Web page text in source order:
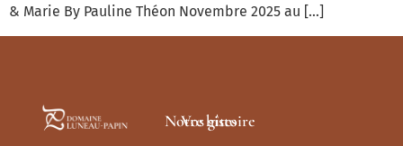
& Marie By Pauline Théon Novembre 2025 au […]
Notre histoire
Vos gîtes